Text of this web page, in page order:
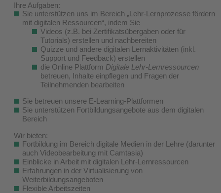
Ihre Aufgaben:
Sie unterstützen uns im Bereich „Lehr-Lernprozesse fördern
mit digitalen Ressourcen“, indem Sie
Videos (z.B. bei Zertifikatsübergaben oder für
Tutorials) erstellen und nachbereiten
Quizze und andere digitalen Lernaktivitäten (inkl.
Support und Feedback) erstellen
die Online Plattform Digitale Lehr-Lernressourcen
betreuen, Inhalte einpflegen und Fragen der
Teilnehmenden bearbeiten
Sie betreuen unsere E-Learning-Plattformen
Sie unterstützen Fortbildungsangebote aus dem digitalen
Bereich
Wir bieten:
Fortbildung im Bereich digitale Medien in der Lehre (darunter
auch Videobearbeitung mit Camtasia)
Einblicke in Arbeit mit digitalen Lehr-Lernressourcen
Erfahrungen in der Virtualisierung von
Weiterbildungsangeboten
Flexible Arbeitszeiten